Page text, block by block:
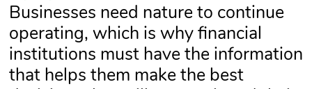
Businesses need nature to continue
operating, which is why financial
institutions must have the information
that helps them make the best